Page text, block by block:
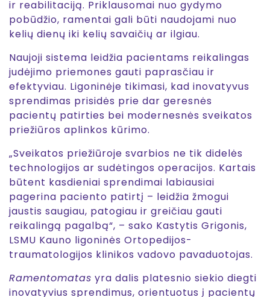
ir reabilitaciją. Priklausomai nuo gydymo
pobūdžio, ramentai gali būti naudojami nuo
kelių dienų iki kelių savaičių ar ilgiau.
Naujoji sistema leidžia pacientams reikalingas
judėjimo priemones gauti paprasčiau ir
efektyviau. Ligoninėje tikimasi, kad inovatyvus
sprendimas prisidės prie dar geresnės
pacientų patirties bei modernesnės sveikatos
priežiūros aplinkos kūrimo.
„Sveikatos priežiūroje svarbios ne tik didelės
technologijos ar sudėtingos operacijos. Kartais
būtent kasdieniai sprendimai labiausiai
pagerina paciento patirtį – leidžia žmogui
jaustis saugiau, patogiau ir greičiau gauti
reikalingą pagalbą“, – sako Kastytis Grigonis,
LSMU Kauno ligoninės Ortopedijos-
traumatologijos klinikos vadovo pavaduotojas.
Ramentomatas yra dalis platesnio siekio diegti
inovatyvius sprendimus, orientuotus į pacientų